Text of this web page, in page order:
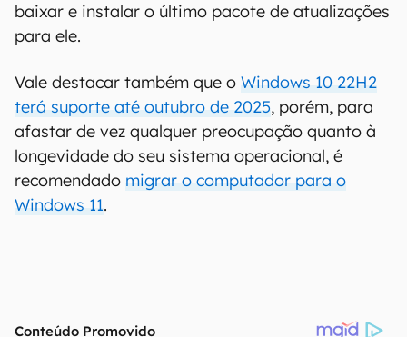
baixar e instalar o último pacote de atualizações
para ele.
Vale destacar também que o Windows 10 22H2
terá suporte até outubro de 2025, porém, para
afastar de vez qualquer preocupação quanto à
longevidade do seu sistema operacional, é
recomendado migrar o computador para o
Windows 11.